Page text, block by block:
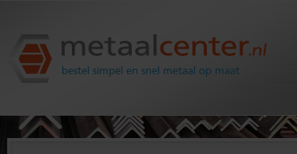
Metaalcenter.nl
bestel simpel en snel metaal op maat